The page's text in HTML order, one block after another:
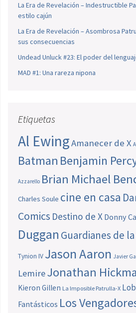
La Era de Revelación – Indestructible
estilo cajún
La Era de Revelación – Asombrosa
sus consecuencias
Undead Unluck #23: El poder del
MAD #1: Una rareza nipona
Etiquetas
Al EwingAmanecer de X
Batman Benjamin
Azzarello Brian Michael
Charles Soule cine en casa
Comics Destino de X Donny
Duggan Guardianes de la
Tynion IV Jason Aaron Javier
LemireJonathan
Kieron Gillen La Imposible Patrulla-X
Fantásticos Los